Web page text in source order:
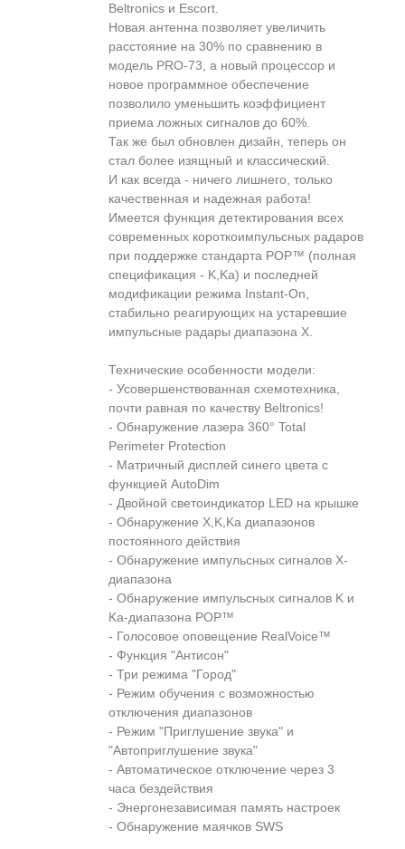
Beltronics и Escort.
Новая антенна позволяет увеличить
расстояние на 30% по сравнению в
модель PRO-73, а новый процессор и
новое программное обеспечение
позволило уменьшить коэффициент
приема ложных сигналов до 60%.
Так же был обновлен дизайн, теперь он
стал более изящный и классический.
И как всегда - ничего лишнего, только
качественная и надежная работа!
Имеется функция детектирования всех
современных короткоимпульсных радаров
при поддержке стандарта POP™ (полная
спецификация - K,Ka) и последней
модификации режима Instant-On,
стабильно реагирующих на устаревшие
импульсные радары диапазона X.
Технические особенности модели:
- Усовершенствованная схемотехника,
почти равная по качеству Beltronics!
- Обнаружение лазера 360° Total
Perimeter Protection
- Матричный дисплей синего цвета с
функцией AutoDim
- Двойной светоиндикатор LED на крышке
- Обнаружение X,K,Ka диапазонов
постоянного действия
- Обнаружение импульсных сигналов X-
диапазона
- Обнаружение импульсных сигналов K и
Ka-диапазона POP™
- Голосовое оповещение RealVoice™
- Функция "Антисон"
- Три режима "Город"
- Режим обучения с возможностью
отключения диапазонов
- Режим "Приглушение звука" и
"Автоприглушение звука"
- Автоматическое отключение через 3
часа бездействия
- Энергонезависимая память настроек
- Обнаружение маячков SWS